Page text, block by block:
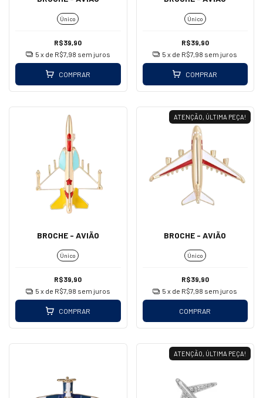
Único
R$39,90
5 x de R$7,98 sem juros
COMPRAR
Único
R$39,90
5 x de R$7,98 sem juros
COMPRAR
BROCHE - AVIÃO
Único
R$39,90
5 x de R$7,98 sem juros
COMPRAR
ATENÇÃO, ÚLTIMA PEÇA!
BROCHE - AVIÃO
Único
R$39,90
5 x de R$7,98 sem juros
COMPRAR
ATENÇÃO, ÚLTIMA PEÇA!